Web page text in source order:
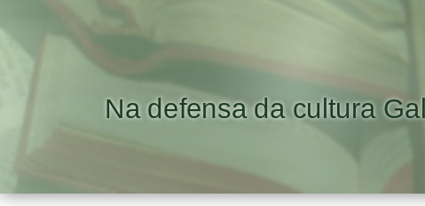
Na defensa da cultura